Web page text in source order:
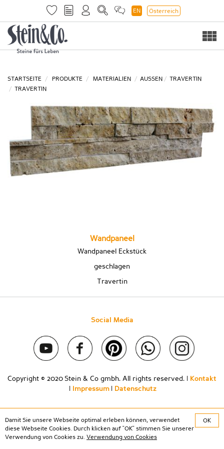
EN Österreich
STARTSEITE PRODUKTE MATERIALIEN AUSSEN
TRAVERTIN
TRAVERTIN
Wandpaneel
Wandpaneel Eckstück
geschlagen
Travertin
Social Media
Copyright © 2020 Stein & Co gmbh. All rights reserved. |
Kontakt
Impressum Datenschutz
Damit Sie unsere Webseite optimal erleben können, verwendet
diese Webseite Cookies. Durch klicken auf "OK" stimmen Sie unserer
Verwendung von Cookies zu. Verwendung von Cookies
OK